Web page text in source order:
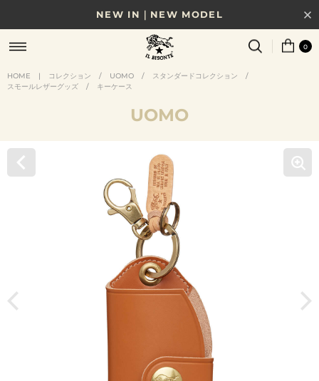
NEW IN｜NEW MODEL
8/17(月)10時まで｜税込11,000円以上で送料無料
贈る相手やシーンから選べる、新しいギフトガイド
0
HOME | コレクション / UOMO / スタンダードコレクション
/
スモールレザーグッズ
/ キーケース
UOMO